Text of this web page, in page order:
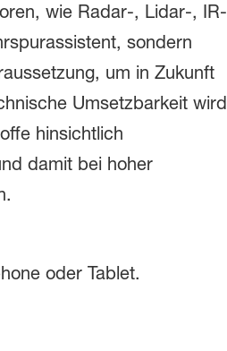
wie Radar-, Lidar-, IR-
sondern
um in Zukunft
Umsetzbarkeit wird
hinsichtlich
damit bei hoher
oder Tablet.